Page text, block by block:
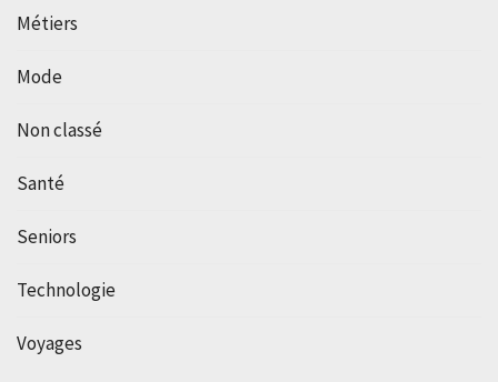
Métiers
Mode
Non classé
Santé
Seniors
Technologie
Voyages